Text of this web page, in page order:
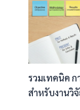
รวมเทคนิค
สำหรับงานวิ